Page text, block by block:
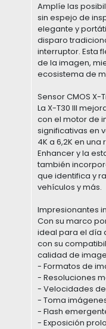
Amplíe las
sin espejo de
elegante y
disparo
interruptor. Esta
de la imagen,
ecosistema de
Sensor CMOS X-
La X-T30 III
con el motor de
significativas en
4K a 6,2K en
Enhancer y la
también
que identifica y
vehículos y más.
Impresionantes
Con su marco
ideal para el día
con su
calidad de
- Formatos de
- Resoluciones
- Velocidades
- Toma
- Flash
- Exposición